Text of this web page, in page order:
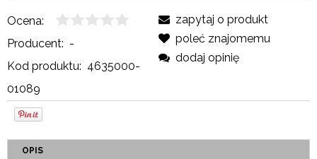
Ocena:
Producent: -
Kod produktu: 4635000-
01089
zapytaj o produkt
poleć znajomemu
dodaj opinię
OPIS